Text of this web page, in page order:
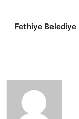
Fethiye Belediye